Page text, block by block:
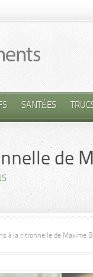
SANTÉES
de
à la citronnelle de Maxime